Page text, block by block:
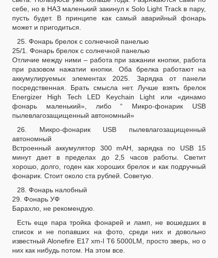
себе, но в НАЗ маленький закинул к Solo Light Track в пару,
пусть будет. В принципе как самый аварийный фонарь
может и пригодиться.
25. Фонарь брелок с солнечной панелью
25/1. Фонарь брелок с солнечной панелью
Отличие между ними – работа при зажании кнопки, работа
при разовом нажатии кнопки. Оба брелка работают на
аккумулируемых элементах 2025. Зарядка от панели
посредственная. Брать смысла нет. Лучше взять брелок
Energizer High Tech LED Keychain Light или «динамо
фонарь маленький», либо “ Микро-фонарик USB
пылевлагозащищенный автономный»
26. Микро-фонарик USB пылевлагозащищенный
автономный
Встроенный аккумулятор 300 mAH, зарядка по USB 15
минут дает в пределах до 2,5 часов работы. Светит
хорошо, долго, годен как хороших брелок и как подручный
фонарик. Стоит около ста рублей. Советую.
28. Фонарь налобный
29. Фонарь УФ
Барахло, не рекомендую.
Есть еще пара тройка фонарей и ламп, не вошедших в
список и не попавших на фото, среди них и довольно
известный Alonefire E17 xm-l T6 5000LM, просто зверь, но о
них как нибудь потом. На этом все.